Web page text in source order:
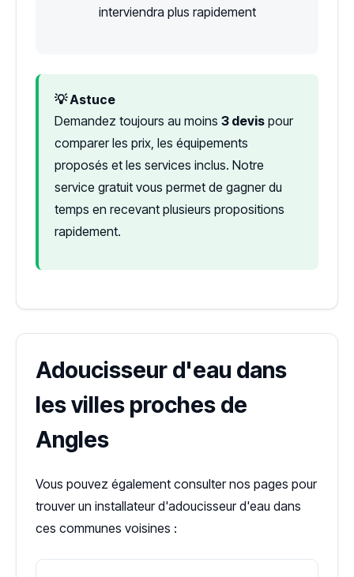
interviendra plus rapidement
💡 Astuce
Demandez toujours au moins 3 devis pour
comparer les prix, les équipements
proposés et les services inclus. Notre
service gratuit vous permet de gagner du
temps en recevant plusieurs propositions
rapidement.
Adoucisseur d'eau dans
les villes proches de
Angles
Vous pouvez également consulter nos pages pour
trouver un installateur d'adoucisseur d'eau dans
ces communes voisines :